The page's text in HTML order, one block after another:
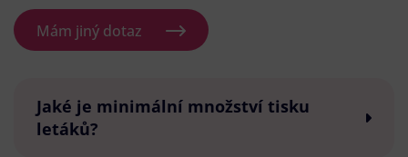
Mám jiný dotaz
Jaké je minimální množství tisku
letáků?